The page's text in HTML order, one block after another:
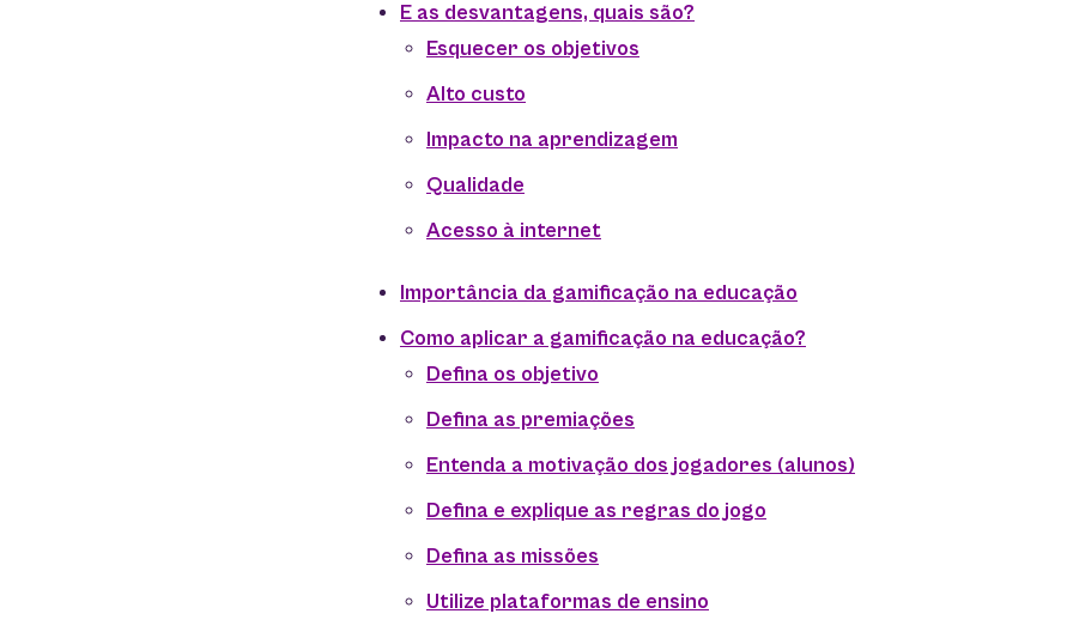
E as desvantagens, quais são?
Esquecer os objetivos
Alto custo
Impacto na aprendizagem
Qualidade
Acesso à internet
Importância da gamificação na educação
Como aplicar a gamificação na educação?
Defina os objetivo
Defina as premiações
Entenda a motivação dos jogadores (alunos)
Defina e explique as regras do jogo
Defina as missões
Utilize plataformas de ensino